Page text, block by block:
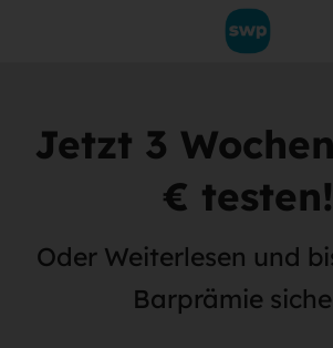
Jetzt 3
€ testen!
Oder Weiterlesen und
Barprämie